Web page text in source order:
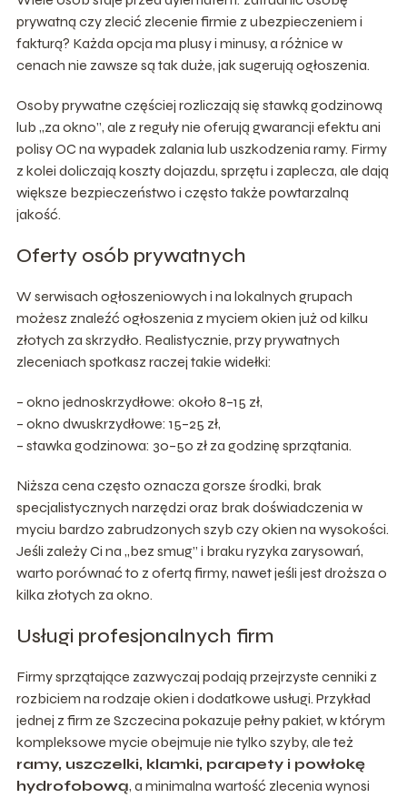
prywatną czy zlecić zlecenie firmie z ubezpieczeniem i
fakturą? Każda opcja ma plusy i minusy, a różnice w
cenach nie zawsze są tak duże, jak sugerują ogłoszenia.
Osoby prywatne częściej rozliczają się stawką godzinową
lub „za okno”, ale z reguły nie oferują gwarancji efektu ani
polisy OC na wypadek zalania lub uszkodzenia ramy. Firmy
z kolei doliczają koszty dojazdu, sprzętu i zaplecza, ale dają
większe bezpieczeństwo i często także powtarzalną
jakość.
Oferty osób prywatnych
W serwisach ogłoszeniowych i na lokalnych grupach
możesz znaleźć ogłoszenia z myciem okien już od kilku
złotych za skrzydło. Realistycznie, przy prywatnych
zleceniach spotkasz raczej takie widełki:
– okno jednoskrzydłowe: około 8–15 zł,
– okno dwuskrzydłowe: 15–25 zł,
– stawka godzinowa: 30–50 zł za godzinę sprzątania.
Niższa cena często oznacza gorsze środki, brak
specjalistycznych narzędzi oraz brak doświadczenia w
myciu bardzo zabrudzonych szyb czy okien na wysokości.
Jeśli zależy Ci na „bez smug” i braku ryzyka zarysowań,
warto porównać to z ofertą firmy, nawet jeśli jest droższa o
kilka złotych za okno.
Usługi profesjonalnych firm
Firmy sprzątające zazwyczaj podają przejrzyste cenniki z
rozbiciem na rodzaje okien i dodatkowe usługi. Przykład
jednej z firm ze Szczecina pokazuje pełny pakiet, w którym
kompleksowe mycie obejmuje nie tylko szyby, ale też
ramy, uszczelki, klamki, parapety i powłokę
hydrofobową, a minimalna wartość zlecenia wynosi